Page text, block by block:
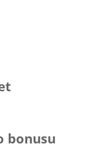
bonusu